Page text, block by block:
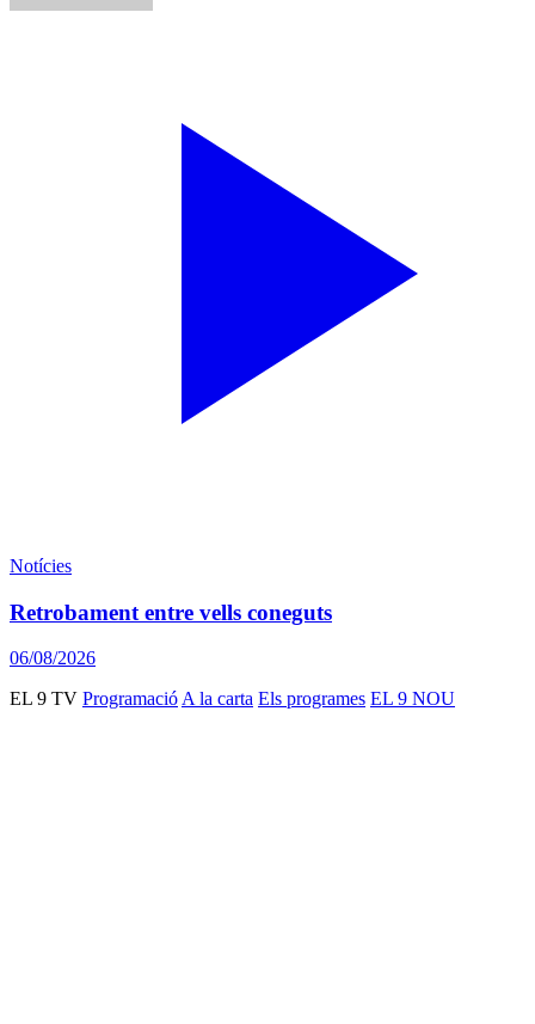
Notícies
Retrobament entre vells coneguts
06/08/2026
EL 9 TV Programació A la carta Els programes EL 9 NOU